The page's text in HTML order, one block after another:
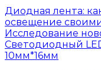
Диодная лента:
освещение
Исследование
Светодиодный
10мм*16мм